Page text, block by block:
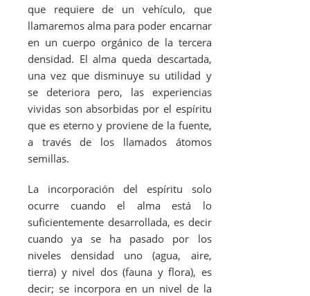
que requiere de un vehículo, que
llamaremos alma para poder encarnar
en un cuerpo orgánico de la tercera
densidad. El alma queda descartada,
una vez que disminuye su utilidad y
se deteriora pero, las experiencias
vividas son absorbidas por el espíritu
que es eterno y proviene de la fuente,
a través de los llamados átomos
semillas.
La incorporación del espíritu solo
ocurre cuando el alma está lo
suficientemente desarrollada, es decir
cuando ya se ha pasado por los
niveles densidad uno (agua, aire,
tierra) y nivel dos (fauna y flora), es
decir; se incorpora en un nivel de la